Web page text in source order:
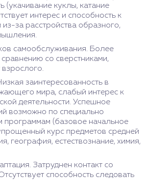
(укачивание куклы, катание
интерес и способность к
за расстройства образного,
самообслуживания. Более
со сверстниками,
взрослого.
заинтересованность в
мира, слабый интерес к
деятельности. Успешное
возможно по специально
программам (базовое начальное
курс предметов средней
география, естествознание, химия,
Затруднен контакт со
способность следовать